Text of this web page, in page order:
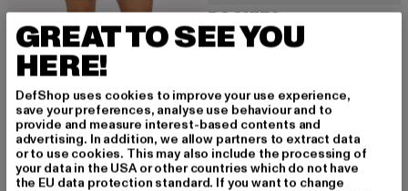
POCKIES
Striped Shorties
60,19 EUR
Derzeitiger Preis: 60,19 EUR
69,99 EUR
POCKIES
Navy Anchors
52,19 EUR
Derzeitiger Preis: 52,19 EUR
59,99 EUR
-13% -13%
GREAT TO SEE YOU
HERE!
DefShop uses cookies to improve your use experience,
save your preferences, analyse use behaviour and to
provide and measure interest-based contents and
advertising. In addition, we allow partners to extract data
or to use cookies. This may also include the processing of
your data in the USA or other countries which do not have
the EU data protection standard. If you want to change